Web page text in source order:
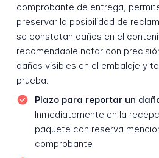
comprobante de entrega,
preservar la posibilidad de
se constatan daños en el
recomendable notar con
daños visibles en el embalaje y
prueba.
Plazo para reportar un
Inmediatamente en la
paquete con reserva
comprobante